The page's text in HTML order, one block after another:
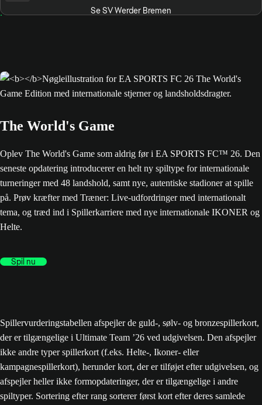
Se SV Werder Bremen
The World's Game
Oplev The World's Game som aldrig før i EA SPORTS FC™ 26. Den
seneste opdatering introducerer en helt ny spiltype for internationale
turneringer med 48 landshold, samt nye, autentiske stadioner at spille
på. Prøv kræfter med Træner: Live-udfordringer med internationalt
tema, og træd ind i Spillerkarriere med nye internationale IKONER og
Helte.
Spil nu
Spillervurderingstabellen afspejler de guld-, sølv- og bronzespillerkort,
der er tilgængelige i Ultimate Team ’26 ved udgivelsen. Den afspejler
ikke andre typer spillerkort (f.eks. Helte-, Ikoner- eller
kampagnespillerkort), herunder kort, der er tilføjet efter udgivelsen, og
afspejler heller ikke formopdateringer, der er tilgængelige i andre
spiltyper. Sortering efter rang sorterer først kort efter deres samlede